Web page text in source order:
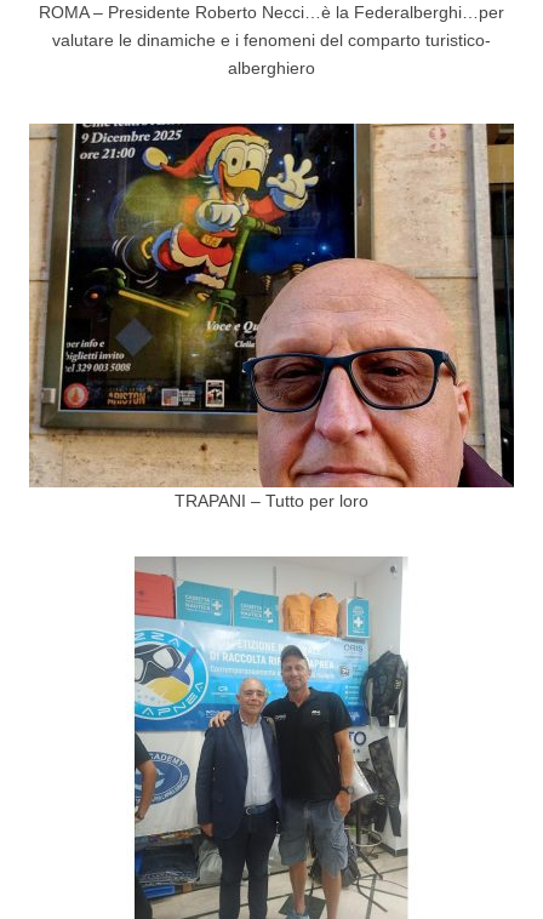
ROMA – Presidente Roberto Necci…è la Federalberghi…per
valutare le dinamiche e i fenomeni del comparto turistico-
alberghiero
TRAPANI – Tutto per loro